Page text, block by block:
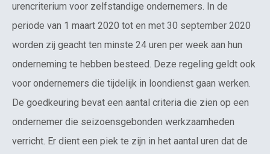
urencriterium voor zelfstandige ondernemers. In de
periode van 1 maart 2020 tot en met 30 september 2020
worden zij geacht ten minste 24 uren per week aan hun
onderneming te hebben besteed. Deze regeling geldt ook
voor ondernemers die tijdelijk in loondienst gaan werken.
De goedkeuring bevat een aantal criteria die zien op een
ondernemer die seizoensgebonden werkzaamheden
verricht. Er dient een piek te zijn in het aantal uren dat de